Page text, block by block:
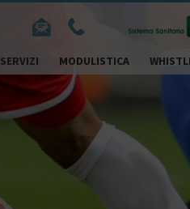
SERVIZI MODULISTICA